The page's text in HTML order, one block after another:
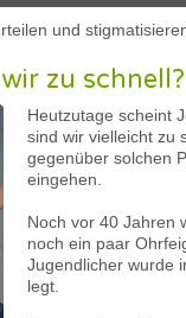
und
zu schnell?
Heutzutage scheint
sind wir vielleicht zu
gegenüber solchen
eingehen.
Noch vor 40 Jahren
noch ein paar
Jugendlicher wurde
legt.